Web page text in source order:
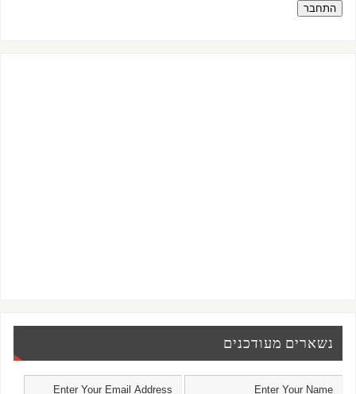
התחבר
נשארים מעודכנים